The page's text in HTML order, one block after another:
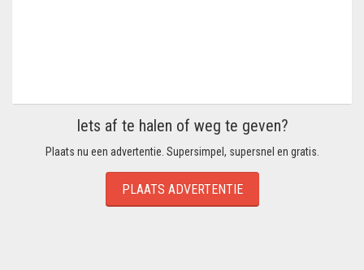
Iets af te halen of weg te geven?
Plaats nu een advertentie. Supersimpel, supersnel en gratis.
PLAATS ADVERTENTIE